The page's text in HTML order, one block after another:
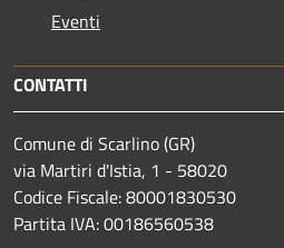
Eventi
CONTATTI
Comune di Scarlino (GR)
via Martiri d'Istia, 1 - 58020
Codice Fiscale: 80001830530
Partita IVA: 00186560538